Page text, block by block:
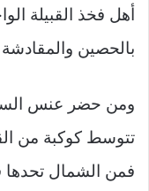
أهل فخذ القبيلة
بالحصين
ومن حضر عنس
تتوسط كوكبة من
فمن الشمال